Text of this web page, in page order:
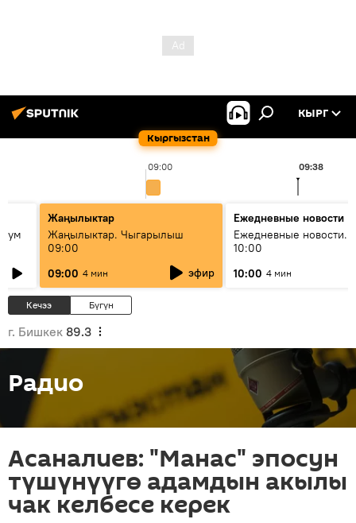
Кыргызстан
КЫРГ
09:00 09:38
Жаңылыктар
Жаңылыктар. Чыгарылыш
09:00
09:00 4 мин эфир
Ежедневные новости
Ежедневные новости.
10:00
10:00 4 мин
Кечээ Бүгүн
г. Бишкек 89.3
Радио
Асаналиев: "Манас" эпосун
түшүнүүгө адамдын акылы
чак келбесе керек